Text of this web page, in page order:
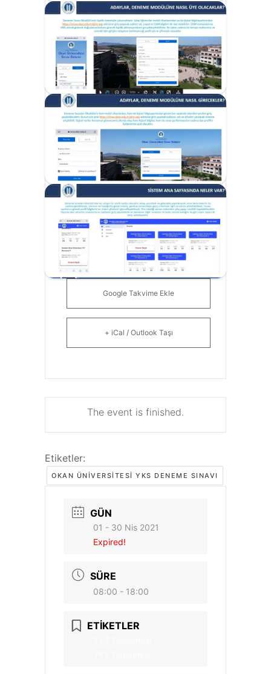
Google Takvime Ekle
+ iCal / Outlook Taşı
The event is finished.
Etiketler:
OKAN ÜNIVERSITESI YKS DENEME SINAVI
GÜN
01 - 30 Nis 2021
Expired!
SÜRE
08:00 - 18:00
ETİKETLER